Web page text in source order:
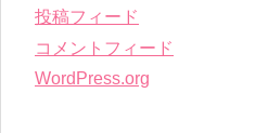
投稿フィード
コメントフィード
WordPress.org